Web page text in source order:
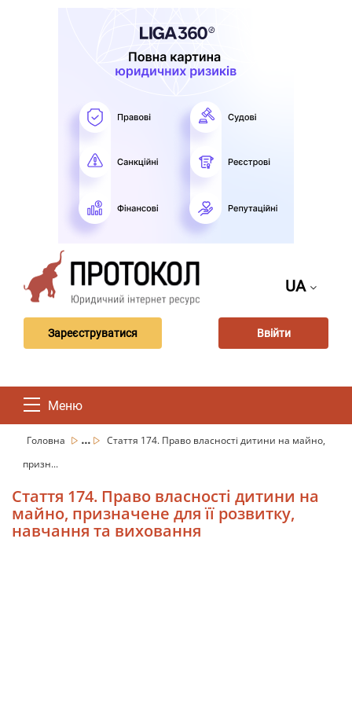
UA
Зареєструватися Ввійти
Меню
Головна ...
Стаття 174. Право власності дитини на майно,
призн...
Стаття 174. Право власності дитини на
майно, призначене для її розвитку,
навчання та виховання